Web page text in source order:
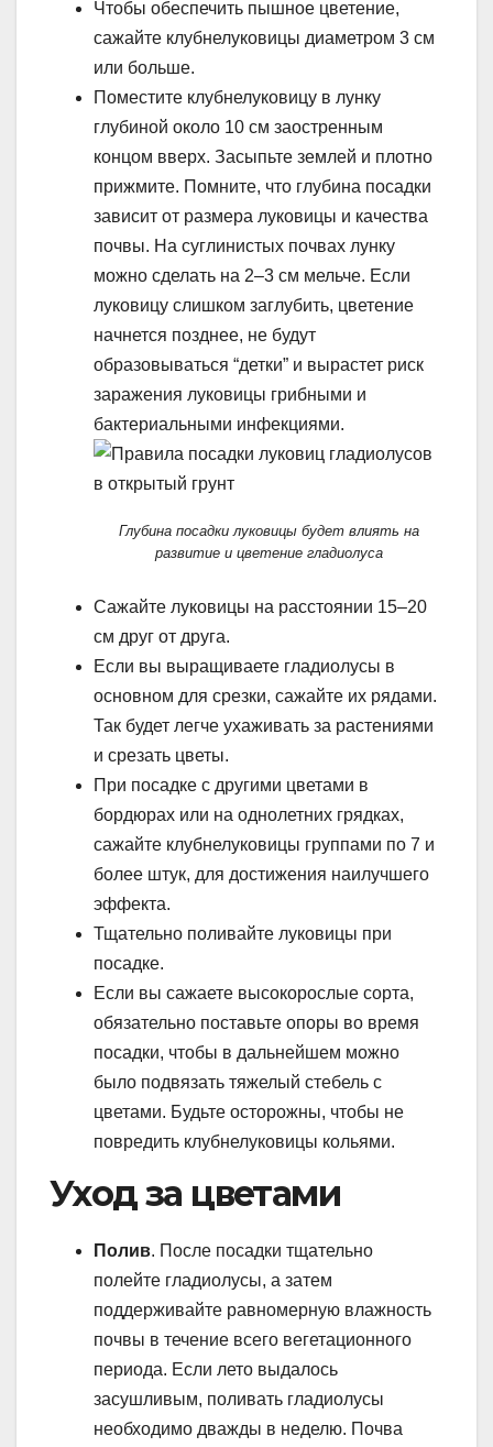
Чтобы обеспечить пышное цветение,
сажайте клубнелуковицы диаметром 3 см
или больше.
Поместите клубнелуковицу в лунку
глубиной около 10 см заостренным
концом вверх. Засыпьте землей и плотно
прижмите. Помните, что глубина посадки
зависит от размера луковицы и качества
почвы. На суглинистых почвах лунку
можно сделать на 2–3 см мельче. Если
луковицу слишком заглубить, цветение
начнется позднее, не будут
образовываться “детки” и вырастет риск
заражения луковицы грибными и
бактериальными инфекциями.
Глубина посадки луковицы будет влиять на
развитие и цветение гладиолуса
Сажайте луковицы на расстоянии 15–20
см друг от друга.
Если вы выращиваете гладиолусы в
основном для срезки, сажайте их рядами.
Так будет легче ухаживать за растениями
и срезать цветы.
При посадке с другими цветами в
бордюрах или на однолетних грядках,
сажайте клубнелуковицы группами по 7 и
более штук, для достижения наилучшего
эффекта.
Тщательно поливайте луковицы при
посадке.
Если вы сажаете высокорослые сорта,
обязательно поставьте опоры во время
посадки, чтобы в дальнейшем можно
было подвязать тяжелый стебель с
цветами. Будьте осторожны, чтобы не
повредить клубнелуковицы кольями.
Уход за цветами
Полив. После посадки тщательно
полейте гладиолусы, а затем
поддерживайте равномерную влажность
почвы в течение всего вегетационного
периода. Если лето выдалось
засушливым, поливать гладиолусы
необходимо дважды в неделю. Почва